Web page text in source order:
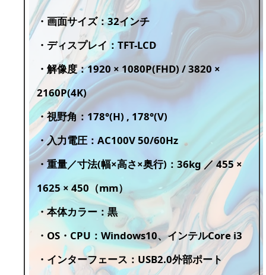
・画面サイズ：32インチ
・ディスプレイ：TFT-LCD
・解像度：1920 × 1080P(FHD) / 3820 ×
2160P(4K)
・視野角：178°(H) , 178°(V)
・入力電圧：AC100V 50/60Hz
・重量／寸法(幅×高さ×奥行)：36kg ／ 455 ×
1625 × 450（mm）
・本体カラー：黒
・OS・CPU：Windows10、インテルCore i3
・インターフェース：USB2.0外部ポート